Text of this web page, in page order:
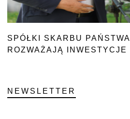
SPÓŁKI SKARBU PAŃSTWA
ROZWAŻAJĄ INWESTYCJE
NEWSLETTER